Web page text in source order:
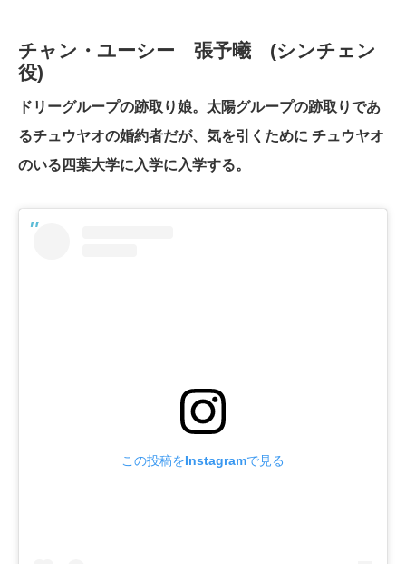
チャン・ユーシー 張予曦 (シンチェン
役)
ドリーグループの跡取り娘。太陽グループの跡取りであ
るチュウヤオの婚約者だが、気を引くために チュウヤオ
のいる四葉大学に入学に入学する。
この投稿をInstagramで見る